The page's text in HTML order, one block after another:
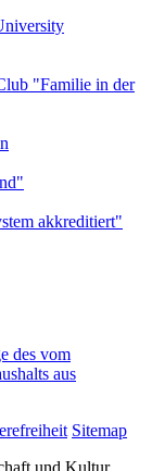
des vom
aus
Sitemap